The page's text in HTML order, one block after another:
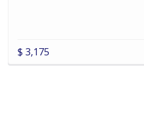
$ 3,175